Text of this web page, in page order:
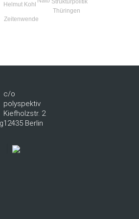
Helmut Kohl
Thüringen
Zeitenwende
c/o
polyspektiv
Kiefholzstr. 2
12435 Berlin